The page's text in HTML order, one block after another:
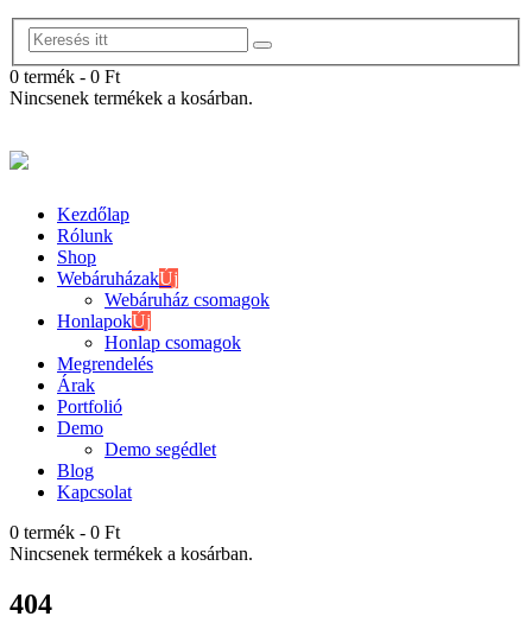
0 termék - 0 Ft
Nincsenek termékek a kosárban.
Kezdőlap
Rólunk
Shop
WebáruházakÚj
Webáruház csomagok
HonlapokÚj
Honlap csomagok
Megrendelés
Árak
Portfolió
Demo
Demo segédlet
Blog
Kapcsolat
0 termék - 0 Ft
Nincsenek termékek a kosárban.
404